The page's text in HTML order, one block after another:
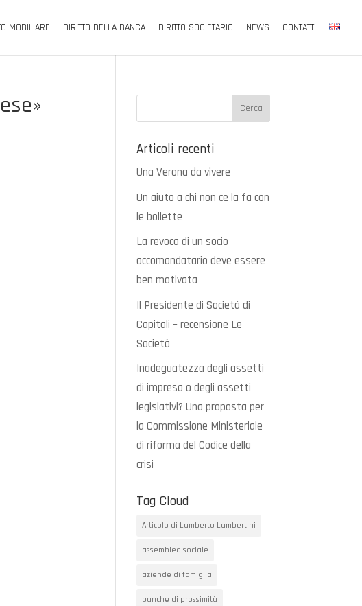
MOBILIARE DIRITTO DELLA BANCA DIRITTO SOCIETARIO NEWS CONTATTI
Articoli recenti
Una Verona da vivere
Un aiuto a chi non ce la fa con
le bollette
La revoca di un socio
accomandatario deve essere
ben motivata
Il Presidente di Società di
Capitali – recensione Le
Società
Inadeguatezza degli assetti
di impresa o degli assetti
legislativi? Una proposta per
la Commissione Ministeriale
di riforma del Codice della
crisi
Tag Cloud
Articolo di Lamberto Lambertini
assemblea sociale
aziende di famiglia
banche di prossimità